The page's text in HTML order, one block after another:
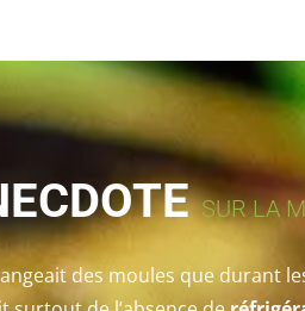
SUR LA
des moules que durant